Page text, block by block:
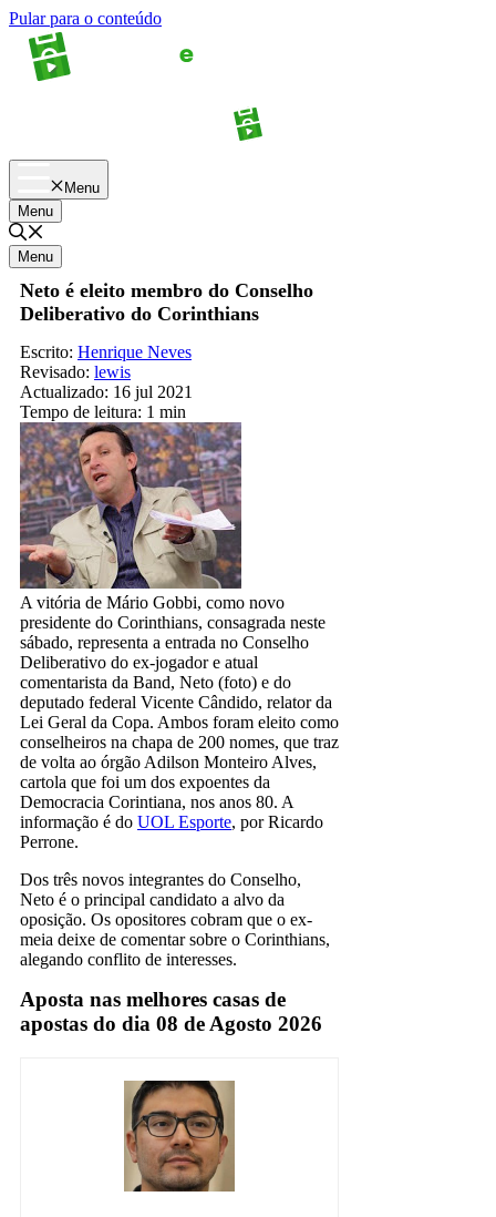
Pular para o conteúdo
Menu
Menu
Menu
Neto é eleito membro do Conselho
Deliberativo do Corinthians
Escrito: Henrique Neves
Revisado: lewis
Actualizado: 16 jul 2021
Tempo de leitura: 1 min
A vitória de Mário Gobbi, como novo
presidente do Corinthians, consagrada neste
sábado, representa a entrada no Conselho
Deliberativo do ex-jogador e atual
comentarista da Band, Neto (foto) e do
deputado federal Vicente Cândido, relator da
Lei Geral da Copa. Ambos foram eleito como
conselheiros na chapa de 200 nomes, que traz
de volta ao órgão Adilson Monteiro Alves,
cartola que foi um dos expoentes da
Democracia Corintiana, nos anos 80. A
informação é do UOL Esporte, por Ricardo
Perrone.
Dos três novos integrantes do Conselho,
Neto é o principal candidato a alvo da
oposição. Os opositores cobram que o ex-
meia deixe de comentar sobre o Corinthians,
alegando conflito de interesses.
Aposta nas melhores casas de
apostas do dia 08 de Agosto 2026